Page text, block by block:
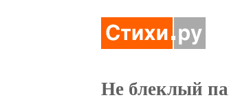
Не блеклый